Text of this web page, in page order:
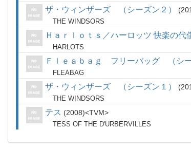
ザ・ウィンザーズ （シーズン２）
THE WINDSORS
Ｈａｒｌｏｔｓ／ハーロッツ 快楽の
HARLOTS
Ｆｌｅａｂａｇ フリーバッグ （シー
FLEABAG
ザ・ウィンザーズ （シーズン１）
THE WINDSORS
テス 2008 TVM
TESS OF THE D'URBERVILLES